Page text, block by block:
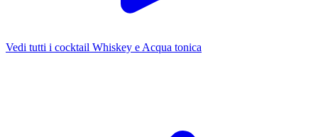
Vedi tutti i cocktail Whiskey e Acqua tonica